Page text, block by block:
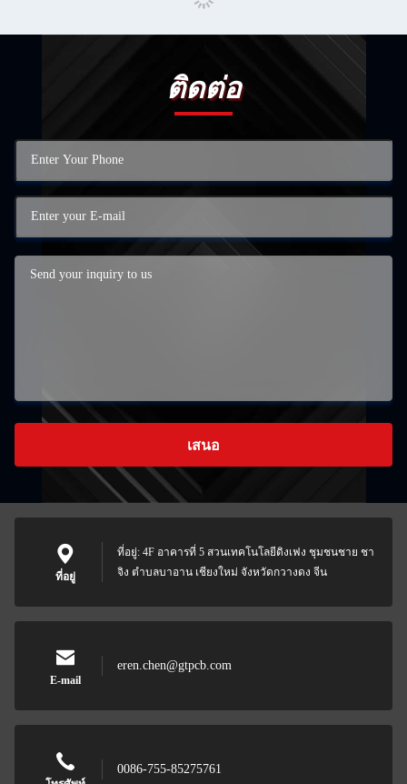
ติดต่อ
เสนอ
ที่อยู่
ที่อยู่: 4F อาคารที่ 5 สวนเทคโนโลยีดิงเฟง ชุมชนชาย ชา
จิง ตําบลบาอาน เชียงใหม่ จังหวัดกวางดง จีน
E-mail
eren.chen@gtpcb.com
0086-755-85275761